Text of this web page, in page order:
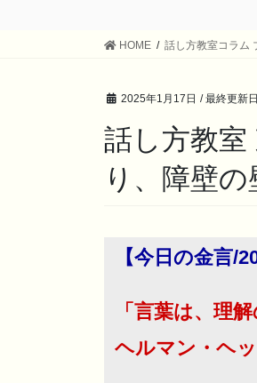
HOME 話し方教室コラム
2025年1月17日 / 最終更新
話し方教室
り、障壁の
【今日の金言/
「言葉は、理
ヘルマン・ヘ